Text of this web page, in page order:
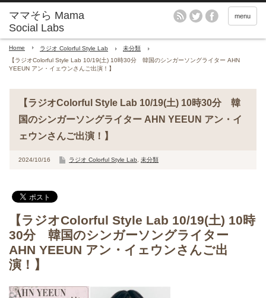
menu
Home ラジオ Colorful Style Lab
未分類
【ラジオColorful Style Lab 10/19(土) 10時30分 韓国のシンガーソングライター AHN
YEEUN アン・イェウンさんご出演！】
【ラジオColorful Style Lab 10/19(土) 10時30分 韓
国のシンガーソングライター AHN YEEUN アン・イ
ェウンさんご出演！】
2024/10/16 ラジオ Colorful Style Lab 未分類
【ラジオColorful Style Lab 10/19(土) 10時
30分 韓国のシンガーソングライター
AHN YEEUN アン・イェウンさんご出
演！】